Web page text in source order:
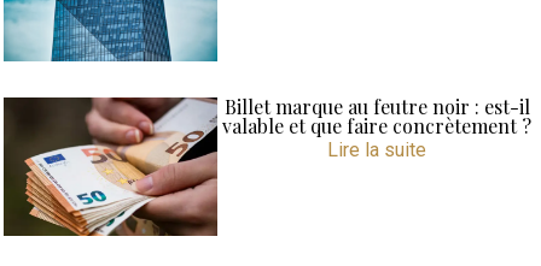
Billet marque au feutre noir : est-il
valable et que faire concrètement ?
Lire la suite